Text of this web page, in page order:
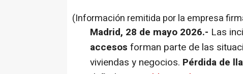
(Información remitida por la empresa
Madrid, 28 de mayo 2026.- Las
accesos forman parte de las
viviendas y negocios. Pérdida de